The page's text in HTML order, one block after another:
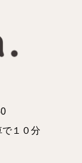
１０分